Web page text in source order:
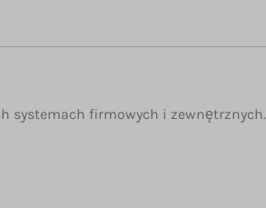
systemach firmowych i zewnętrznych.